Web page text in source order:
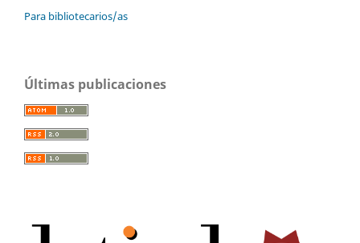
Para bibliotecarios/as
Últimas publicaciones